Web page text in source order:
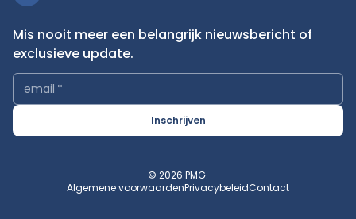
Mis nooit meer een belangrijk nieuwsbericht of
exclusieve update.
email *
Inschrijven
© 2026 PMG.
Algemene voorwaardenPrivacybeleidContact